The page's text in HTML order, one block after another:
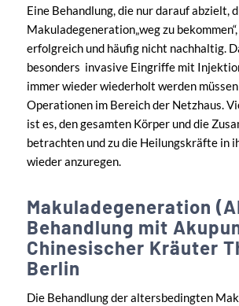
Eine Behandlung, die nur darauf abzielt,
Makuladegeneration„weg zu
erfolgreich und häufig nicht nachhaltig.
besonders invasive Eingriffe mit
immer wieder wiederholt werden
Operationen im Bereich der Netzhaus.
ist es, den gesamten Körper und die
betrachten und zu die Heilungskräfte in
wieder anzuregen.
Makuladegeneration
Behandlung mit
Chinesischer Kräuter
Berlin
Die Behandlung der altersbedingten